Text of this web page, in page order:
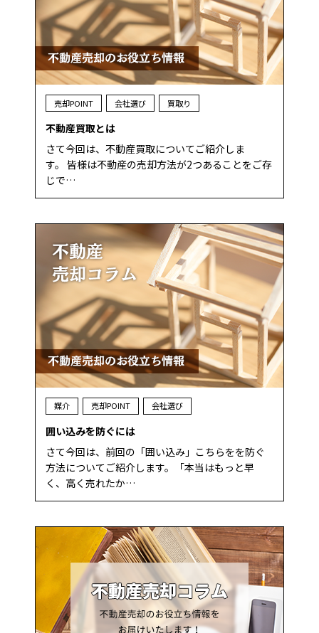
売却POINT 会社選び 買取り
不動産買取とは
さて今回は、不動産買取についてご紹介しま
す。 皆様は不動産の売却方法が2つあることをご存
じで…
媒介 売却POINT 会社選び
囲い込みを防ぐには
さて今回は、前回の「囲い込み」こちらをを防ぐ
方法についてご紹介します。「本当はもっと早
く、高く売れたか…